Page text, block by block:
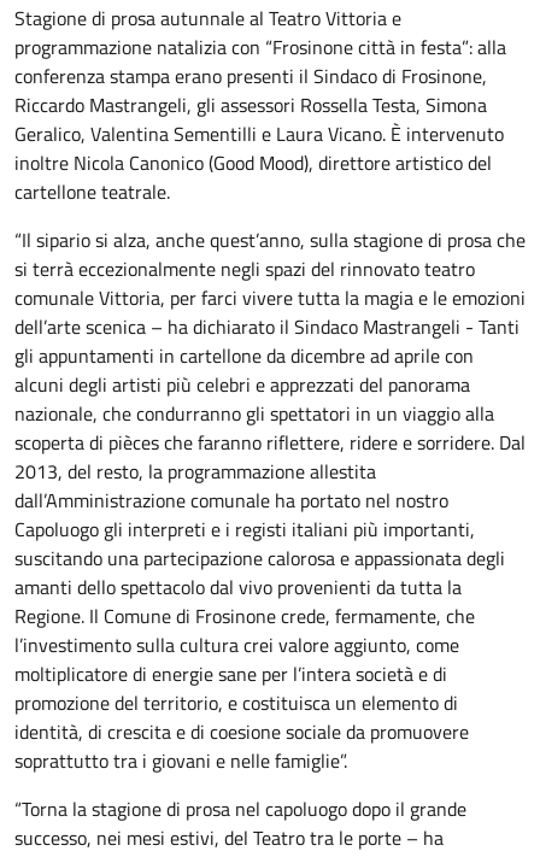
Stagione di prosa autunnale al Teatro Vittoria e
programmazione natalizia con “Frosinone città in festa”: alla
conferenza stampa erano presenti il Sindaco di Frosinone,
Riccardo Mastrangeli, gli assessori Rossella Testa, Simona
Geralico, Valentina Sementilli e Laura Vicano. È intervenuto
inoltre Nicola Canonico (Good Mood), direttore artistico del
cartellone teatrale.
“Il sipario si alza, anche quest’anno, sulla stagione di prosa che
si terrà eccezionalmente negli spazi del rinnovato teatro
comunale Vittoria, per farci vivere tutta la magia e le emozioni
dell’arte scenica – ha dichiarato il Sindaco Mastrangeli - Tanti
gli appuntamenti in cartellone da dicembre ad aprile con
alcuni degli artisti più celebri e apprezzati del panorama
nazionale, che condurranno gli spettatori in un viaggio alla
scoperta di pièces che faranno riflettere, ridere e sorridere. Dal
2013, del resto, la programmazione allestita
dall’Amministrazione comunale ha portato nel nostro
Capoluogo gli interpreti e i registi italiani più importanti,
suscitando una partecipazione calorosa e appassionata degli
amanti dello spettacolo dal vivo provenienti da tutta la
Regione. Il Comune di Frosinone crede, fermamente, che
l’investimento sulla cultura crei valore aggiunto, come
moltiplicatore di energie sane per l’intera società e di
promozione del territorio, e costituisca un elemento di
identità, di crescita e di coesione sociale da promuovere
soprattutto tra i giovani e nelle famiglie”.
“Torna la stagione di prosa nel capoluogo dopo il grande
successo, nei mesi estivi, del Teatro tra le porte – ha